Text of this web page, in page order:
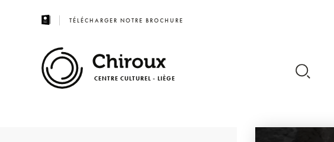
TÉLÉCHARGER NOTRE BROCHURE
CENTRE CULTUREL - LIÈGE